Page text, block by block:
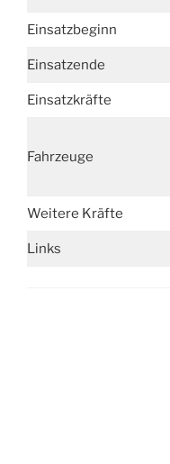
Einsatzbeginn
Einsatzende
Einsatzkräfte
Fahrzeuge
Weitere Kräfte
Links